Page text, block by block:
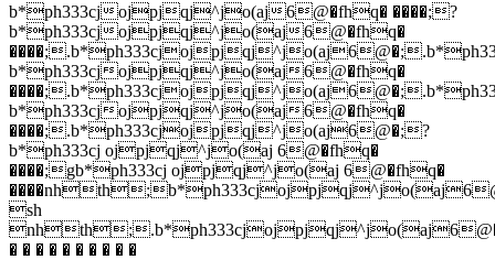
b*ph333cjojpjqj^jo(aj6@�fhq� ����;?
b*ph333cjojpjqj^jo(aj6@�fhq�
b*ph333cjojpjqj^jo(aj6@�fhq�
b*ph333cjojpjqj^jo(aj6@�fhq�
����;.b*ph333cjojpjqj^jo(aj6@�;?
b*ph333cj ojpjqj^jo(aj 6@�fhq�
����;gb*ph333cj ojpjqj^jo(aj 6@�fhq�
����nhth;
sh
� � � � � � � � � �